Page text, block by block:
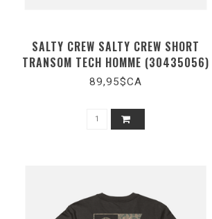
SALTY CREW SALTY CREW SHORT
TRANSOM TECH HOMME (30435056)
89,95$CA